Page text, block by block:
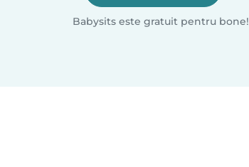
Babysits este gratuit pentru bone!